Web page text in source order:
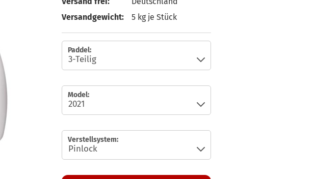
Versandgewicht:
5kg je Stück
Paddel:
Model:
Verstellsystem: